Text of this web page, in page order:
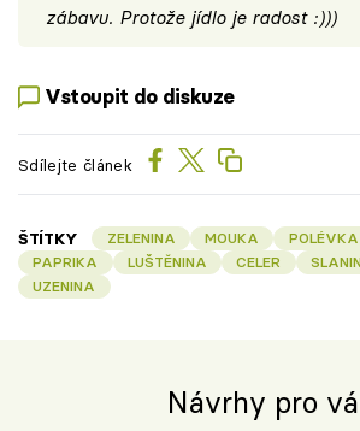
zábavu. Protože jídlo je radost :)))
Vstoupit do diskuze
Sdílejte článek
ŠTÍTKY ZELENINA MOUKA POLÉVKA
PAPRIKA
LUŠTĚNINA CELER
UZENINA
Návrhy pro